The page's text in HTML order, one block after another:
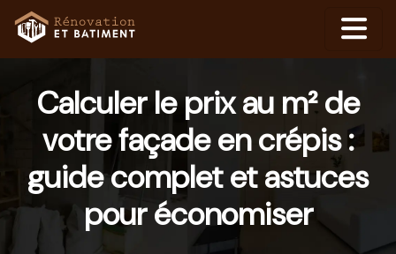
Calculer le prix au m² de
votre façade en crépis :
guide complet et astuces
pour économiser